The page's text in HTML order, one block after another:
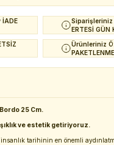
İADE
Siparişleriniz
ERTESİ GÜN
Ürünleriniz
25 Cm.
ve estetik getiriyoruz.
tarihinin en önemli